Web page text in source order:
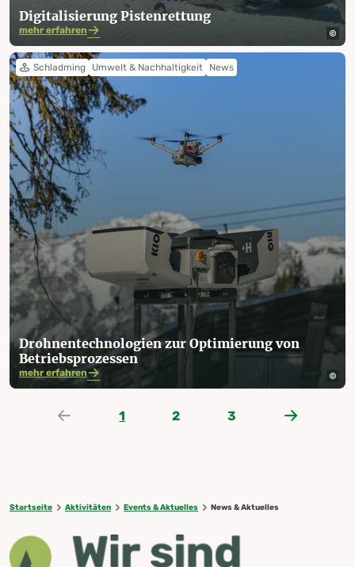
Digitalisierung Pistenrettung
mehr erfahren
Schladming Umwelt & Nachhaltigkeit News
Drohnentechnologien zur Optimierung von
Betriebsprozessen
mehr erfahren
1 2 3
Startseite Aktivitäten Events & Aktuelles News & Aktuelles